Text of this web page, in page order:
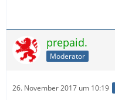
prepaid.
Moderator
26. November 2017 um 10:19